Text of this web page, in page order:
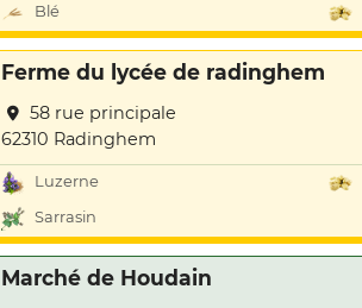
Blé
Ferme du lycée de radinghem
58 rue principale
62310 Radinghem
Luzerne
Sarrasin
Marché de Houdain